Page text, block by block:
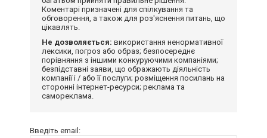
Коментарі призначені для спілкування та
обговорення, а також для роз'яснення питань, що
цікавлять.
Не дозволяється: використання ненормативної
лексики, погроз або образ; безпосереднє
порівняння з іншими конкуруючими компаніями;
безпідставні заяви, що ображають діяльність
компанії і / або її послуги; розміщення посилань на
сторонні інтернет-ресурси; реклама та
самореклама.
Введіть email: